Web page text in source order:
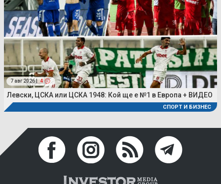
7 авг 2026 | 4
Левски, ЦСКА или ЦСКА 1948: Кой ще е №1 в Европа + ВИДЕО
СПОРТ И БИЗНЕС